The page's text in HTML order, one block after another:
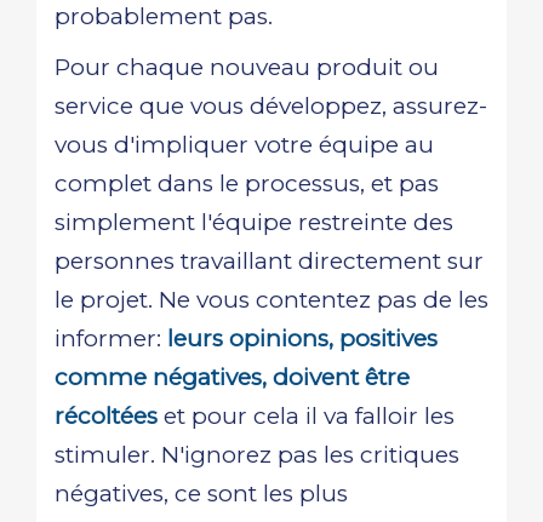
probablement pas.
Pour chaque nouveau produit ou
service que vous développez, assurez-
vous d'impliquer votre équipe au
complet dans le processus, et pas
simplement l'équipe restreinte des
personnes travaillant directement sur
le projet. Ne vous contentez pas de les
informer: leurs opinions, positives
comme négatives, doivent être
récoltées et pour cela il va falloir les
stimuler. N'ignorez pas les critiques
négatives, ce sont les plus